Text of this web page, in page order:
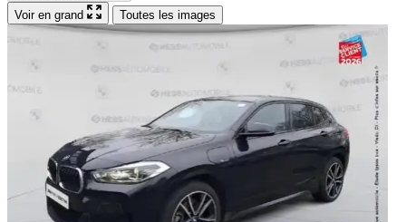
Voir en grand
Toutes les images